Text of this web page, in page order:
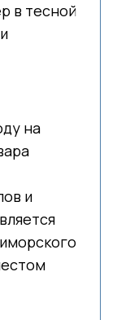
в тесной
на
и